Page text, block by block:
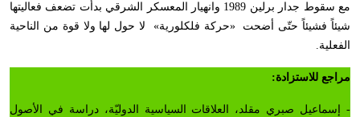
مع سقوط جدار برلين 1989 وانهيار المعسكر الشرقي بدأت تضعف فعاليتها
شيئاً فشيئاً حتّى أضحت «حركة فلكلورية» لا حول لها ولا قوة من الناحية
الفعلية.
مراجع للاستزادة:
- إسماعيل صبري مقلد، العلاقات السياسية الدوليّة، دراسة في الأصول